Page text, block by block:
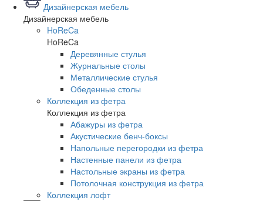
Дизайнерская мебель
Дизайнерская мебель
HoReCa
HoReCa
Деревянные стулья
Журнальные столы
Металлические стулья
Обеденные столы
Коллекция из фетра
Коллекция из фетра
Абажуры из фетра
Акустические бенч-боксы
Напольные перегородки из фетра
Настенные панели из фетра
Настольные экраны из фетра
Потолочная конструкция из фетра
Коллекция лофт